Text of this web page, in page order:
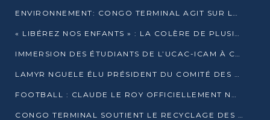
ENVIRONNEMENT: CONGO TERMINAL AGIT SUR LE TERRAIN ET FORME LES PLUS JEUNES
« LIBÉREZ NOS ENFANTS » : LA COLÈRE DE PLUSIEURS MÈRES À BRAZZAVILLE CONTRE LA DGSP
IMMERSION DES ÉTUDIANTS DE L’UCAC-ICAM À CONGO TERMINAL
LAMYR NGUELE ÉLU PRÉSIDENT DU COMITÉ DES MEMBRES D’HONNEUR DU PCT
FOOTBALL : CLAUDE LE ROY OFFICIELLEMENT NOMMÉ SÉLECTIONNEUR DU CONGO
CONGO TERMINAL SOUTIENT LE RECYCLAGE DES DÉCHETS PLASTIQUES À POINTE-NOIRE